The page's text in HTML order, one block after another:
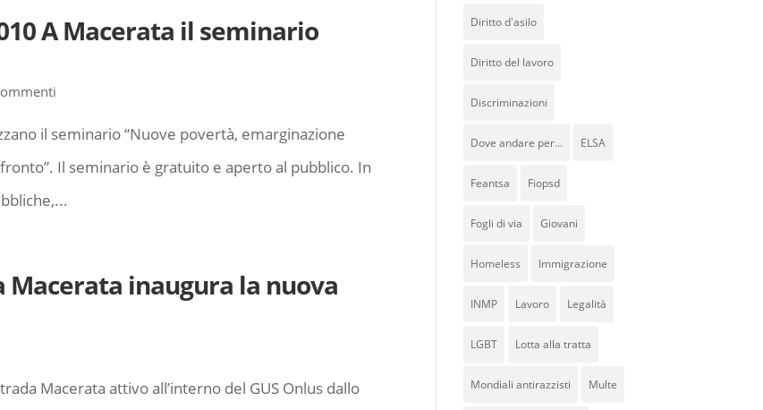
A Macerata il seminario
il seminario “Nuove povertà, emarginazione
Il seminario è gratuito e aperto al pubblico. In
Macerata inaugura la nuova
Macerata attivo all’interno del GUS Onlus dallo
Diritto d'asilo
Diritto del lavoro
Discriminazioni
Dove andare per... ELSA
Feantsa Fiopsd
Fogli di via Giovani
Homeless Immigrazione
INMP Lavoro Legalità
LGBT Lotta alla tratta
Mondiali antirazzisti Multe